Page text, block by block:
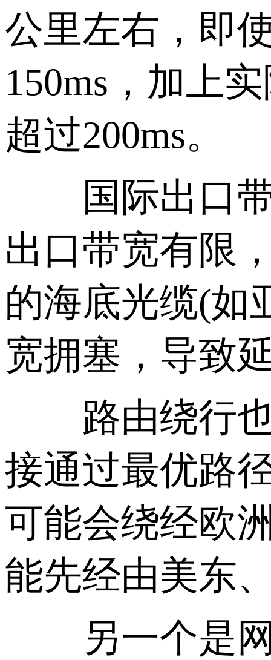
公里左右，即
150ms，加上
超过200ms。
国际出口带
出口带宽有限
的海底光缆(如
宽拥塞，导致
路由绕行也
接通过最优路
可能会绕经欧
能先经由美东
另一个是网